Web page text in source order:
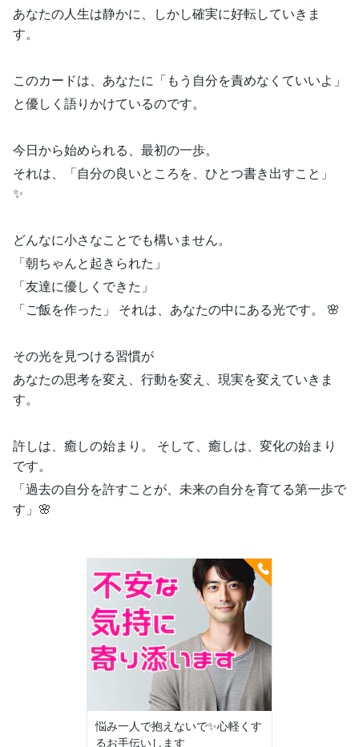
あなたの人生は静かに、しかし確実に好転していきま
す。
このカードは、あなたに「もう自分を責めなくていいよ」
と優しく語りかけているのです。
今日から始められる、最初の一歩。
それは、「自分の良いところを、ひとつ書き出すこと」
✨
どんなに小さなことでも構いません。
「朝ちゃんと起きられた」
「友達に優しくできた」
「ご飯を作った」 それは、あなたの中にある光です。 🌸
その光を見つける習慣が
あなたの思考を変え、行動を変え、現実を変えていきま
す。
許しは、癒しの始まり。 そして、癒しは、変化の始まり
です。
「過去の自分を許すことが、未来の自分を育てる第一歩で
す」🌸
悩み一人で抱えないで✨心軽くす
るお手伝いします